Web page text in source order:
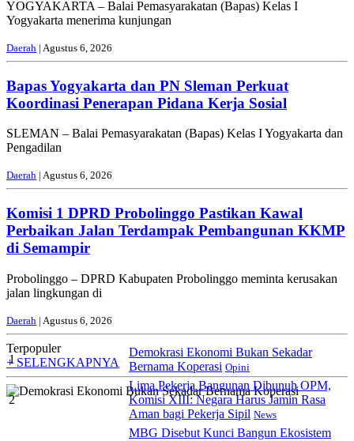
YOGYAKARTA – Balai Pemasyarakatan (Bapas) Kelas I
Yogyakarta menerima kunjungan
Daerah | Agustus 6, 2026
Bapas Yogyakarta dan PN Sleman Perkuat
Koordinasi Penerapan Pidana Kerja Sosial
SLEMAN – Balai Pemasyarakatan (Bapas) Kelas I Yogyakarta dan
Pengadilan
Daerah | Agustus 6, 2026
Komisi 1 DPRD Probolinggo Pastikan Kawal
Perbaikan Jalan Terdampak Pembangunan KKMP
di Semampir
Probolinggo – DPRD Kabupaten Probolinggo meminta kerusakan
jalan lingkungan di
Daerah | Agustus 6, 2026
Terpopuler
+ SELENGKAPNYA
1
Demokrasi Ekonomi Bukan Sekadar
Bernama Koperasi Opini
2
Lima Pekerja Bangunan Dibunuh OPM,
Komisi XIII: Negara Harus Jamin Rasa
Aman bagi Pekerja Sipil News
MBG Disebut Kunci Bangun Ekosistem